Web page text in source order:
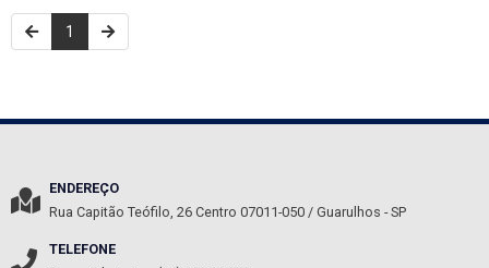
1
ENDEREÇO
Rua Capitão Teófilo, 26 Centro 07011-050 / Guarulhos - SP
TELEFONE